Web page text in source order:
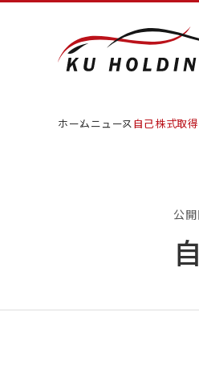
ホームニュース自己株式取
公